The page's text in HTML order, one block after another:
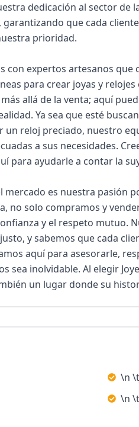
dedicación al sector de
que cada
prioridad.
con expertos artesanos
para crear joyas y
allá de la venta; aquí
Ya sea que esté
un reloj preciado, nuestro
a sus necesidades.
para ayudarle a contar la
mercado es nuestra pasión
no solo compramos y
y el respeto mutuo.
y sabemos que cada
aquí para asesorarle,
sea inolvidable. Al elegir
un lugar donde su
\n
\n